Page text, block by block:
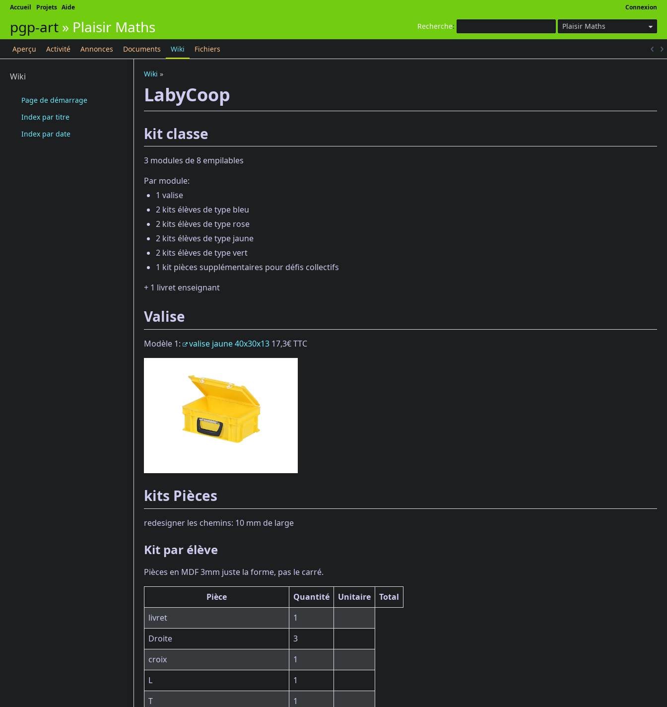
Connexion
Accueil Projets Aide
Recherche: Plaisir Maths
pgp-art » Plaisir Maths
Aperçu Activité Annonces Documents Wiki Fichiers
Wiki
Page de démarrage
Index par titre
Index par date
Wiki »
LabyCoop
kit classe
3 modules de 8 empilables
Par module:
1 valise
2 kits élèves de type bleu
2 kits élèves de type rose
2 kits élèves de type jaune
2 kits élèves de type vert
1 kit pièces supplémentaires pour défis collectifs
+ 1 livret enseignant
Valise
Modèle 1: valise jaune 40x30x13 17,3€ TTC
kits Pièces
redesigner les chemins: 10 mm de large
Kit par élève
Pièces en MDF 3mm juste la forme, pas le carré.
Pièce Quantité Unitaire
Total
livret
1
Droite
3
croix
1
L
1
T
1